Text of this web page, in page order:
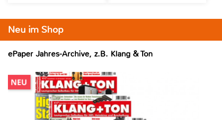
Neu im Shop
ePaper Jahres-Archive, z.B. Klang & Ton